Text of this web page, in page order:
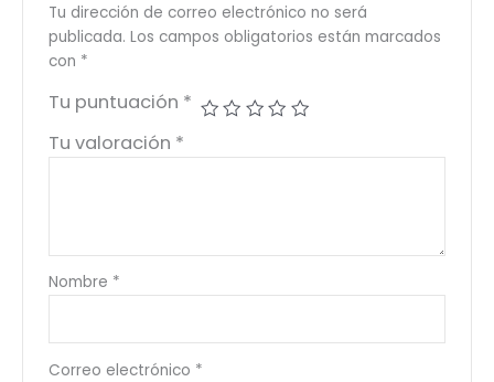
Tu dirección de correo electrónico no será
publicada. Los campos obligatorios están marcados
con *
Tu puntuación *
Tu valoración *
Nombre *
Correo electrónico *